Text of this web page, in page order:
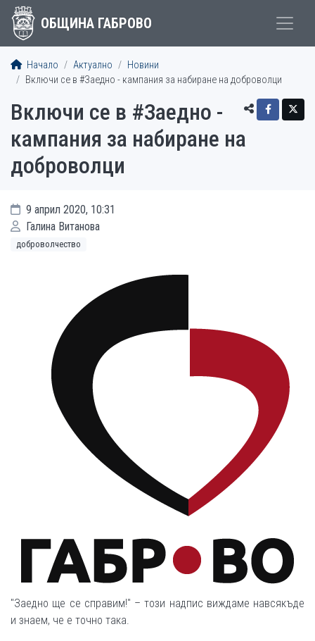
ОБЩИНА ГАБРОВО
Начало Актуално
Новини
Включи се в #Заедно - кампания за набиране на доброволци
Включи се в #Заедно -
кампания за набиране на
доброволци
9 април 2020, 10:31
Галина Витанова
доброволчество
"Заедно ще се справим!" – този надпис виждаме навсякъде
и знаем, че е точно така.